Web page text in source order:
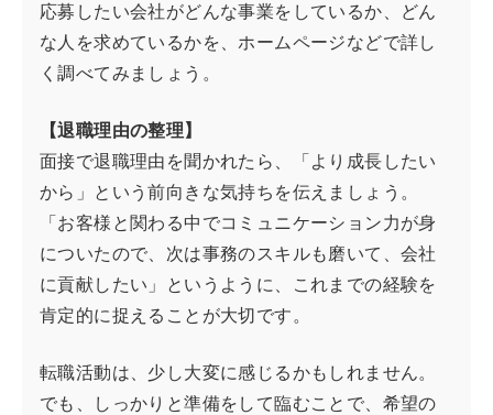
応募したい会社がどんな事業をしているか、どん
な人を求めているかを、ホームページなどで詳し
く調べてみましょう。
【退職理由の整理】
面接で退職理由を聞かれたら、「より成長したい
から」という前向きな気持ちを伝えましょう。
「お客様と関わる中でコミュニケーション力が身
についたので、次は事務のスキルも磨いて、会社
に貢献したい」というように、これまでの経験を
肯定的に捉えることが大切です。
転職活動は、少し大変に感じるかもしれません。
でも、しっかりと準備をして臨むことで、希望の